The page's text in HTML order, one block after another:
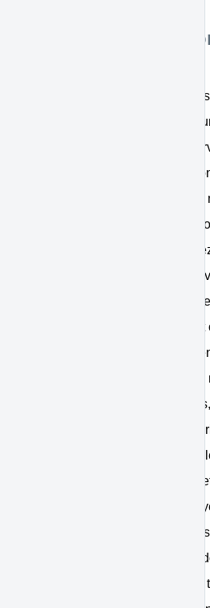
Licence
Nous vous accordons une
non exclusive et révocable
fourni dans le cadre de nos
autorisée par les présentes
utilisation comprend toutes
niveau, nouvelles versions et
remplacement que vous
cadre de nos services. Les
par le droit d’auteur, les
pays où WiniPayer est
étrangers. Rien dans les
vous donne le droit d’utiliser
l’une quelconque des
commerciaux et autres
de la marque WiniPayer. Tous
intérêts liés aux services sont
propriété exclusive de
respectez pas toutes les
alors responsable de tous les
et vous affectant, WiniPayer